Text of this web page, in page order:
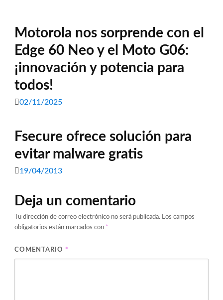
Motorola nos sorprende con el
Edge 60 Neo y el Moto G06:
¡innovación y potencia para
todos!
02/11/2025
Fsecure ofrece solución para
evitar malware gratis
19/04/2013
Deja un comentario
Tu dirección de correo electrónico no será publicada. Los campos
obligatorios están marcados con *
COMENTARIO *